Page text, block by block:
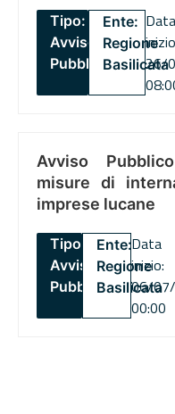
Tipo:
Avviso
Pubblico
Ente:
Regione
Basilicata
Data
26/
Avviso
misure di
imprese lucane
Tipo:
Avviso
Pubblico
Ente:
Regione
Basilicata
Data
inizio:
06/
00:00